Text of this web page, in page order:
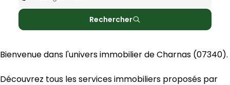
Rechercher
Bienvenue dans l'univers immobilier de Charnas (07340).